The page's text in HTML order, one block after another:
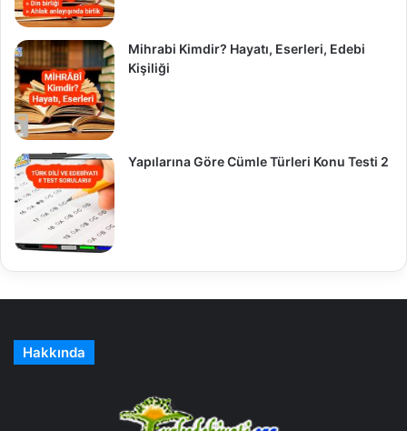
Mihrabi Kimdir? Hayatı, Eserleri, Edebi
Kişiliği
Yapılarına Göre Cümle Türleri Konu Testi 2
Hakkında